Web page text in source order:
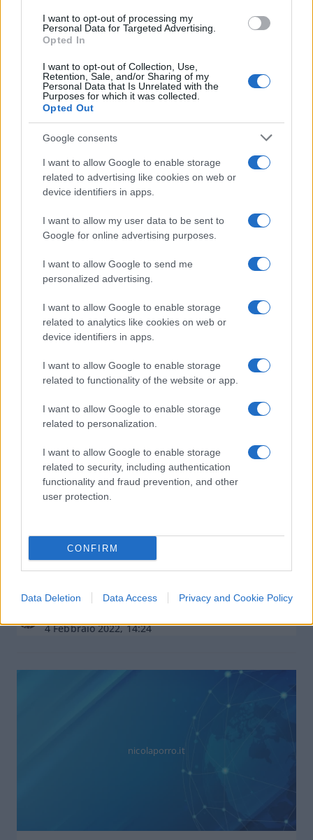
I want to opt-out of processing my
Personal Data for Targeted Advertising.
Opted In
I want to opt-out of Collection, Use,
Retention, Sale, and/or Sharing of my
Personal Data that Is Unrelated with the
Purposes for which it was collected.
Opted Out
Google consents
I want to allow Google to enable storage
related to advertising like cookies on web or
device identifiers in apps.
I want to allow my user data to be sent to
Google for online advertising purposes.
I want to allow Google to send me
personalized advertising.
I want to allow Google to enable storage
related to analytics like cookies on web or
device identifiers in apps.
I want to allow Google to enable storage
related to functionality of the website or app.
I want to allow Google to enable storage
related to personalization.
I want to allow Google to enable storage
related to security, including authentication
functionality and fraud prevention, and other
user protection.
CONFIRM
Data Deletion Data Access Privacy and Cookie Policy
diFranco Battaglia
nicolaporro.it
Allarme sul costo dell’energia: ecco
2 (folli) motivi del caro bollette
diNicola Porro
nicolaporro.it
L’euroipocrisia sul nucleare
4 Febbraio 2022, 14:24
nicolaporro.it